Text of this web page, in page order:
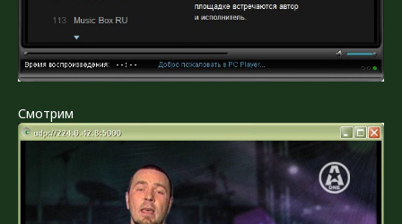
Смотрим